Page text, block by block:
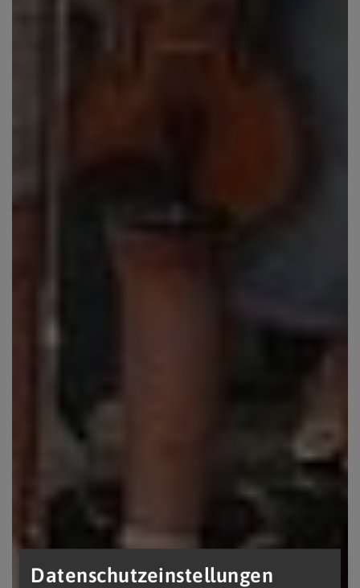
Datenschutzeinstellungen